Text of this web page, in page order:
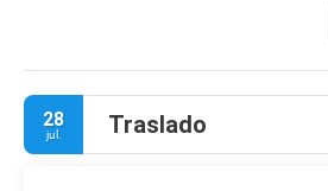
Presenteie-se com uma visita ao spa,
vai curtir as instalações recreativas,
quadras de tênis externas e uma sauna
comodidades como Wi-Fi de cortesia,
de presentes/banca de jornal. Os
28
jul. Traslado